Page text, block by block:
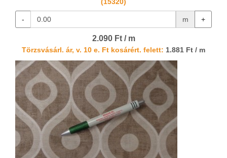
(15320)
- m +
2.090 Ft / m
Törzsvásárl. ár, v. 10 e. Ft kosárért. felett: 1.881 Ft / m